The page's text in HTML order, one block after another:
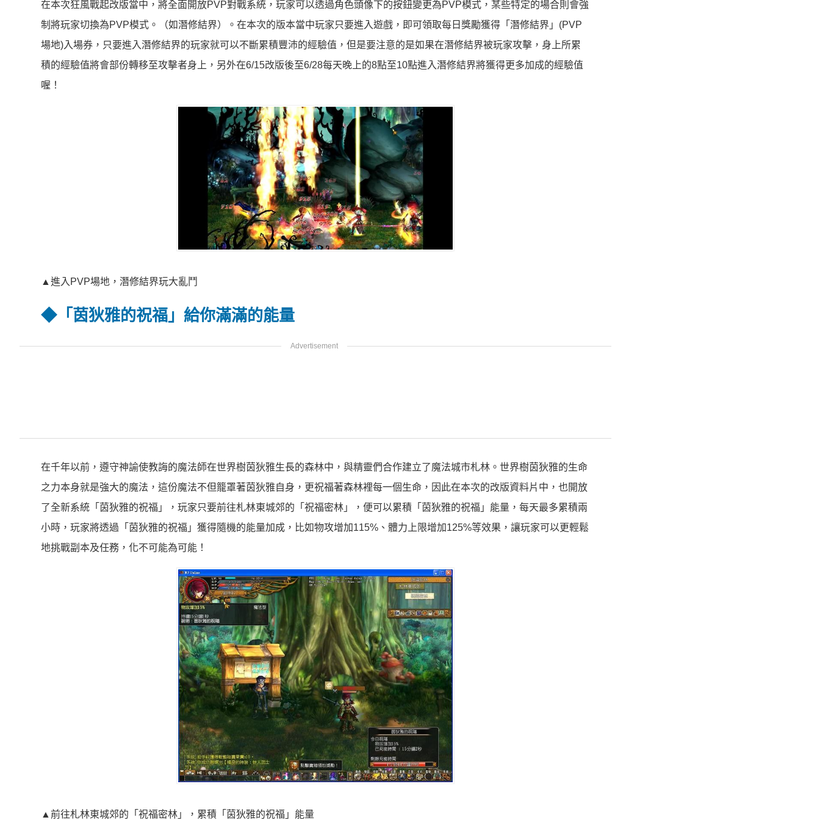
在本次狂風戰起改版當中，將全面開放PVP對戰系統，玩家可以透過角色頭像下的按鈕變更為PVP模式，某些特定的場合則會強
制將玩家切換為PVP模式。（如潛修結界）。在本次的版本當中玩家只要進入遊戲，即可領取每日獎勵獲得「潛修結界」(PVP
場地)入場券，只要進入潛修結界的玩家就可以不斷累積豐沛的經驗值，但是要注意的是如果在潛修結界被玩家攻擊，身上所累
積的經驗值將會部份轉移至攻擊者身上，另外在6/15改版後至6/28每天晚上的8點至10點進入潛修結界將獲得更多加成的經驗值
喔！
▲進入PVP場地，潛修結界玩大亂鬥
◆「茵狄雅的祝福」給你滿滿的能量
在千年以前，遵守神諭使教誨的魔法師在世界樹茵狄雅生長的森林中，與精靈們合作建立了魔法城市札林。世界樹茵狄雅的生命
之力本身就是強大的魔法，這份魔法不但籠罩著茵狄雅自身，更祝福著森林裡每一個生命，因此在本次的改版資料片中，也開放
了全新系統「茵狄雅的祝福」，玩家只要前往札林東城郊的「祝福密林」，便可以累積「茵狄雅的祝福」能量，每天最多累積兩
小時，玩家將透過「茵狄雅的祝福」獲得隨機的能量加成，比如物攻增加115%、體力上限增加125%等效果，讓玩家可以更輕鬆
地挑戰副本及任務，化不可能為可能！
▲前往札林東城郊的「祝福密林」，累積「茵狄雅的祝福」能量